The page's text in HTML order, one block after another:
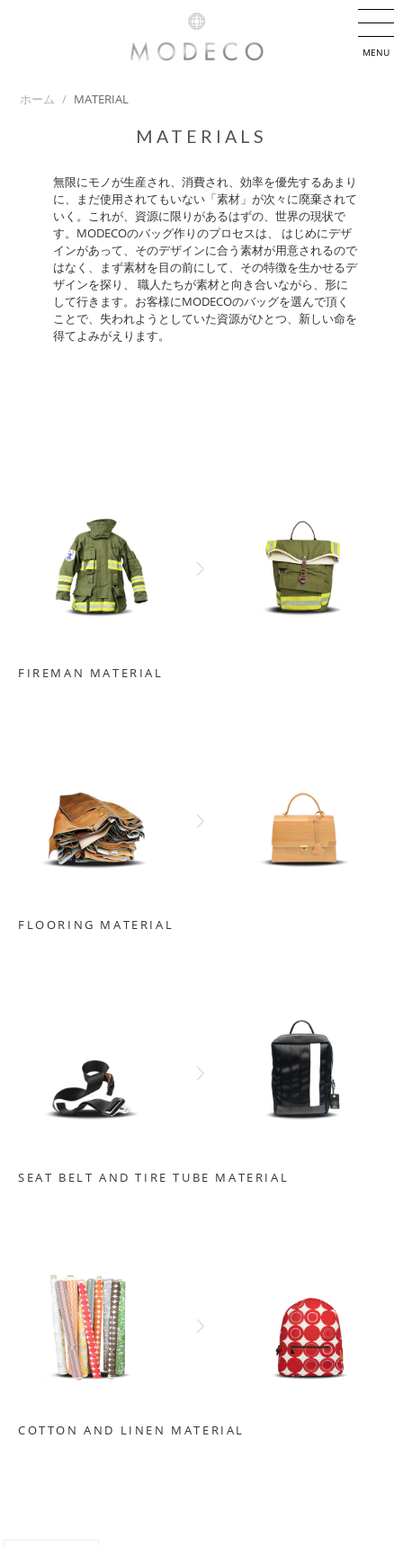
ホーム / MATERIAL
MATERIALS
無限にモノが生産され、消費され、効率を優先するあまり
に、まだ使用されてもいない「素材」が次々に廃棄されて
いく。これが、資源に限りがあるはずの、世界の現状で
す。MODECOのバッグ作りのプロセスは、 はじめにデザ
インがあって、そのデザインに合う素材が用意されるので
はなく、まず素材を目の前にして、その特徴を生かせるデ
ザインを探り、 職人たちが素材と向き合いながら、形に
して行きます。お客様にMODECOのバッグを選んで頂く
ことで、失われようとしていた資源がひとつ、新しい命を
得てよみがえります。
FIREMAN MATERIAL
FLOORING MATERIAL
SEAT BELT AND TIRE TUBE MATERIAL
COTTON AND LINEN MATERIAL
MENU